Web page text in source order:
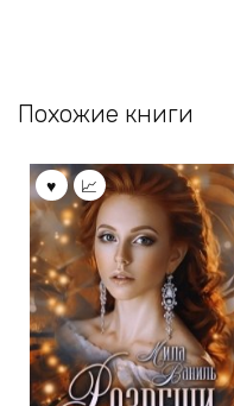
Похожие книги